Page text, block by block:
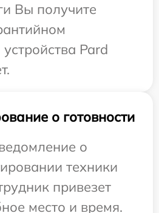
Вы получите
Pard
о готовности
о
техники
привезет
место и время.